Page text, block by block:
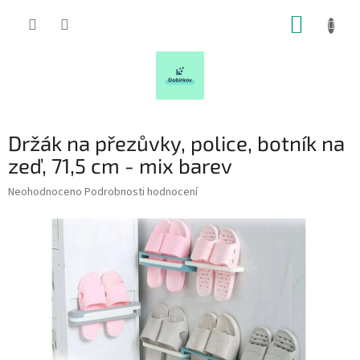
Držák na přezůvky, police, botník na
zeď, 71,5 cm - mix barev
Průměrné
hvězdiček.
Neohodnoceno Podrobnosti hodnocení